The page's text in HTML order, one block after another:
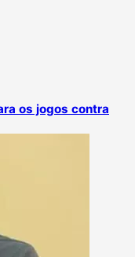
os jogos contra